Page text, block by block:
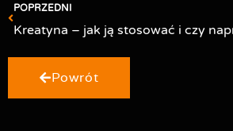
POPRZEDNI
Kreatyna – jak ją stosować i czy
Powrót